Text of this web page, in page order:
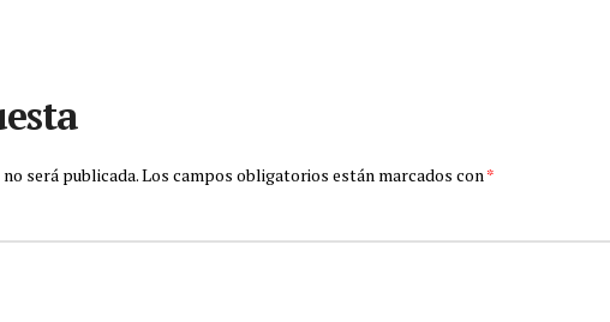
será publicada.Los campos obligatorios están marcados con *